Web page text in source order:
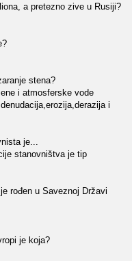
a pretezno zive u Rusiji?
stena?
i atmosferske vode
i
je...
stanovništva je tip
rođen u Saveznoj Državi
je koja?